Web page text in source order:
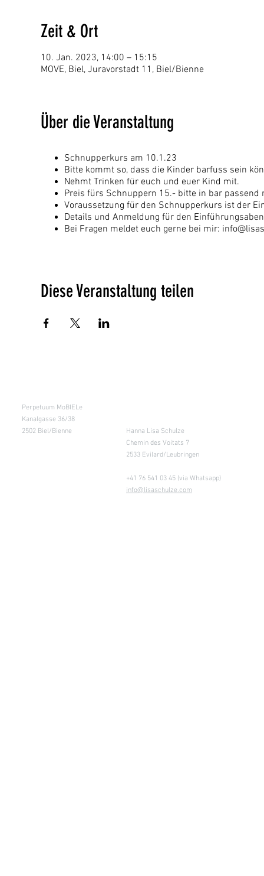
Zeit & Ort
10. Jan. 2023, 14:00 – 15:15
MOVE, Biel, Juravorstadt 11, Biel/Bienne
Über die Veranstaltung
Schnupperkurs am 10.1.23
Bitte kommt so, dass die Kinder barfuss sein
Nehmt Trinken für euch und euer Kind mit.
Preis fürs Schnuppern 15.- bitte in bar passend
Voraussetzung für den Schnupperkurs ist der
Details und Anmeldung für den
Bei Fragen meldet euch gerne bei mir:
Diese Veranstaltung teilen
Perpetuum MoBIELe
Kanalgasse 36/38
2502 Biel/Bienne
Hanna Lisa Schulze
Chemin des Voitats 7
2533 Evilard/Leubringen
+41 76 541 03 45 (via Whatsapp)
info@lisaschulze.com